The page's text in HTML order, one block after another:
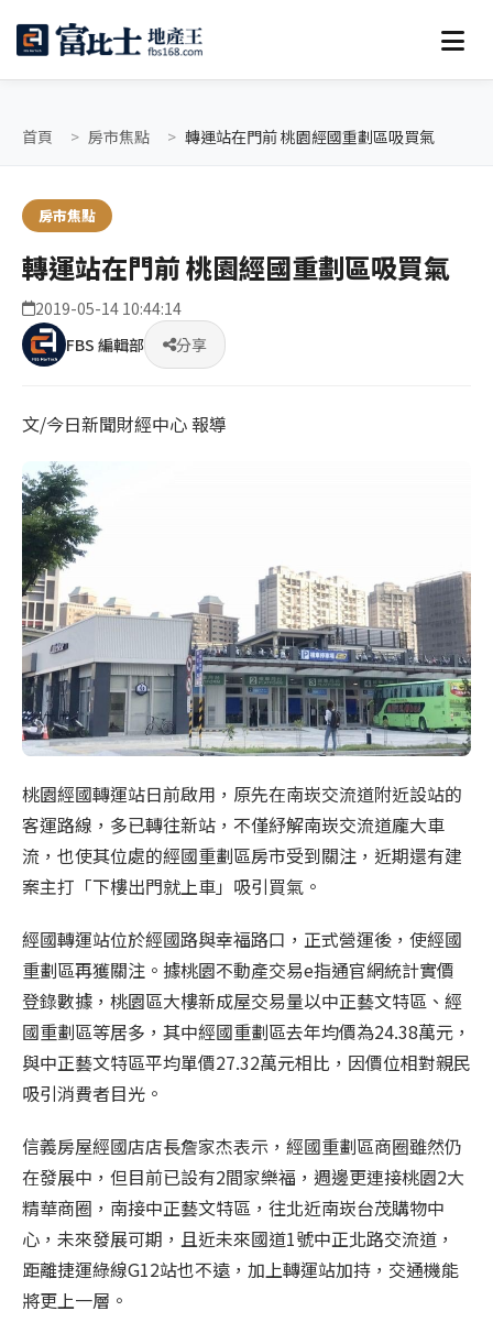
首頁 房市焦點 轉運站在門前 桃園經國重劃區吸買氣
房市焦點
轉運站在門前 桃園經國重劃區吸買氣
2019-05-14 10:44:14
FBS 編輯部
分享
文/今日新聞財經中心 報導
桃園經國轉運站日前啟用，原先在南崁交流道附近設站的
客運路線，多已轉往新站，不僅紓解南崁交流道龐大車
流，也使其位處的經國重劃區房市受到關注，近期還有建
案主打「下樓出門就上車」吸引買氣。
經國轉運站位於經國路與幸福路口，正式營運後，使經國
重劃區再獲關注。據桃園不動產交易e指通官網統計實價
登錄數據，桃園區大樓新成屋交易量以中正藝文特區、經
國重劃區等居多，其中經國重劃區去年均價為24.38萬元，
與中正藝文特區平均單價27.32萬元相比，因價位相對親民
吸引消費者目光。
信義房屋經國店店長詹家杰表示，經國重劃區商圈雖然仍
在發展中，但目前已設有2間家樂福，週邊更連接桃園2大
精華商圈，南接中正藝文特區，往北近南崁台茂購物中
心，未來發展可期，且近未來國道1號中正北路交流道，
距離捷運綠線G12站也不遠，加上轉運站加持，交通機能
將更上一層。